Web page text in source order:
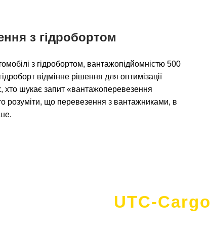
з гідробортом
з гідробортом, вантажопідйомністю 500
відмінне рішення для оптимізації
хто шукає запит «вантажоперевезення
розуміти, що перевезення з вантажниками, в
UTC-Cargo